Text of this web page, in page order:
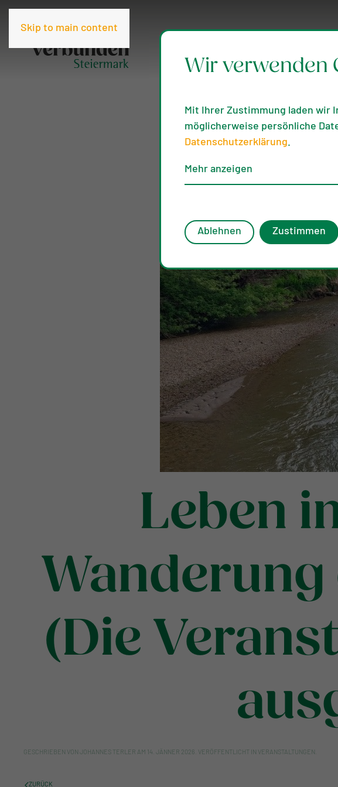
Skip to main content
Leben
Wanderung
(Die
GESCHRIEBEN VON JOHANNES TERLER AM 14. JÄNNER 2026 . VERÖFFENTLICHT IN VERANSTALTUNGEN
ZURÜCK
Wir verwenden
Mit Ihrer Zustimmung laden wir
möglicherweise persönliche
Datenschutzerklärung.
Mehr anzeigen
Ablehnen Zustimmen